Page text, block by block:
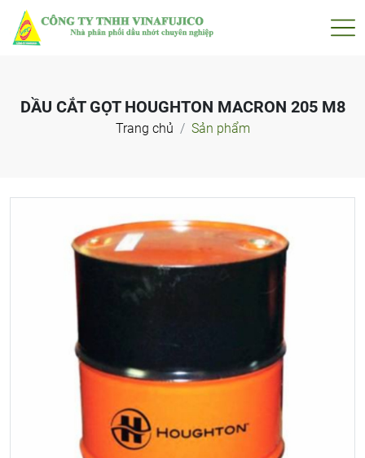
DẦU CẮT GỌT HOUGHTON MACRON 205 M8
Trang chủ Sản phẩm